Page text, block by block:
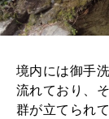
境内には御手
流れており、
群が立てられ